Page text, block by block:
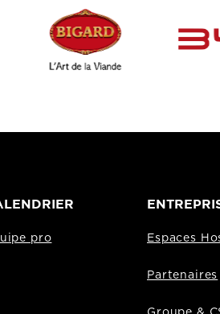
pro Espaces
Partenaires